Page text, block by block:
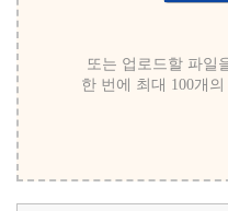
또는 업로드할 파일
한 번에 최대 100개